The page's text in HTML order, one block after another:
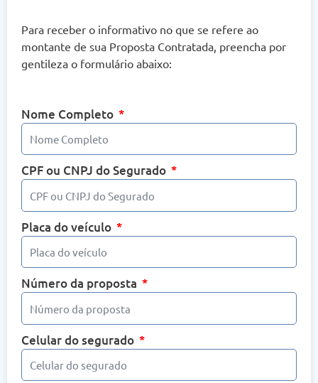
Para receber o informativo no que se refere ao
montante de sua Proposta Contratada, preencha por
gentileza o formulário abaixo:
Nome Completo
CPF ou CNPJ do Segurado
Placa do veículo
Número da proposta
Celular do segurado